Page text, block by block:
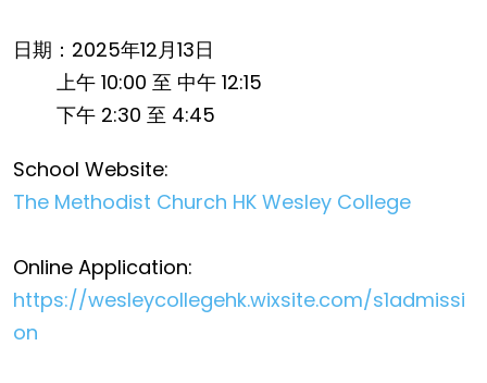
日期：2025年12月13日
上午 10:00 至 中午 12:15
下午 2:30 至 4:45
School Website:
The Methodist Church HK Wesley College
Online Application:
https://wesleycollegehk.wixsite.com/s1admissi
on